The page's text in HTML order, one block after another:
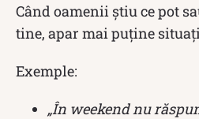
Când oamenii știu ce pot
tine, apar mai puține
Exemple:
„În weekend nu